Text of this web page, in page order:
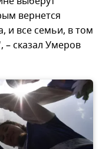
вернется
и все семьи, в том
– сказал Умеров